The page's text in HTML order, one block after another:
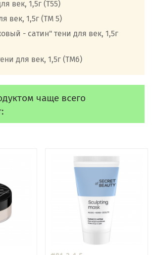
век, 1,5г (Т55)
век, 1,5г (ТМ 5)
- сатин" тени для век, 1,5г
для век, 1,5г (ТМ6)
чаще всего